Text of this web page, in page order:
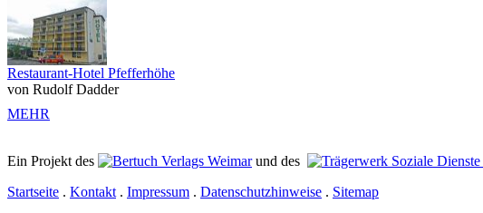
Restaurant-Hotel Pfefferhöhe
von Rudolf Dadder
MEHR
Ein Projekt des Verlags Weimarund des
Startseite . Kontakt . Impressum . Datenschutzhinweise . Sitemap